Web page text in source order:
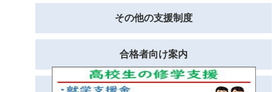
その他の支援制度
合格者向け案内